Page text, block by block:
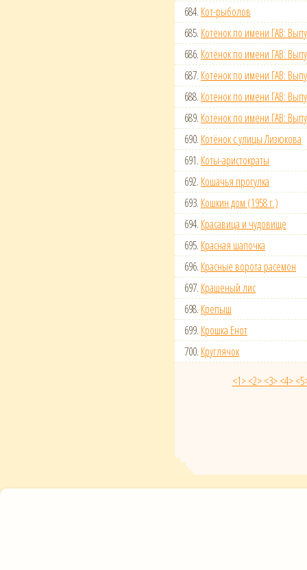
684. Кот-рыболов
685. Котёнок по имени ГАВ:
686. Котёнок по имени ГАВ:
687. Котёнок по имени ГАВ:
688. Котёнок по имени ГАВ:
689. Котёнок по имени ГАВ:
690. Котёнок с улицы Лизюкова
691. Коты-аристократы
692. Кошачья прогулка
693. Кошкин дом (1958 г.)
694. Красавица и чудовище
695. Красная шапочка
696. Красные ворота расемон
697. Крашеный лис
698. Крепыш
699. Крошка Енот
700. Круглячок
<1><2><3><4>